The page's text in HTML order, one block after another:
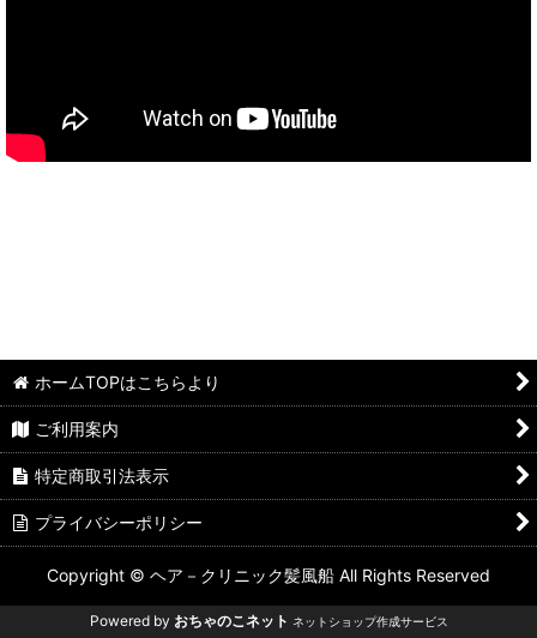
ホームTOPはこちらより
ご利用案内
特定商取引法表示
プライバシーポリシー
Copyright © ヘア－クリニック髪風船 All Rights Reserved
Powered by おちゃのこネット ネットショップ作成サービス